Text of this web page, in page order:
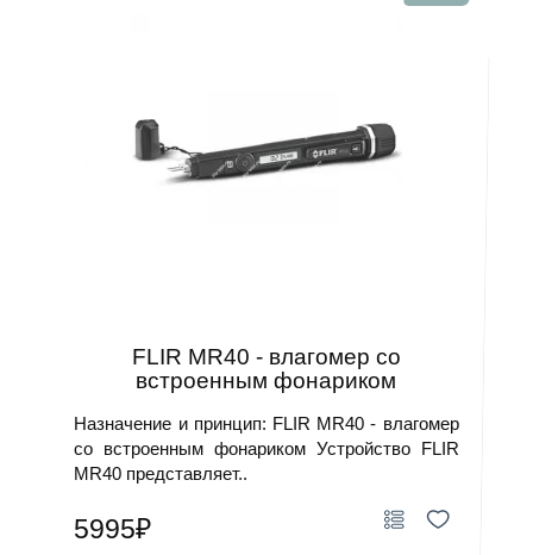
FLIR MR40 - влагомер со
встроенным фонариком
Назначение и принцип: FLIR MR40 - влагомер
со встроенным фонариком Устройство FLIR
MR40 представляет..
5995₽